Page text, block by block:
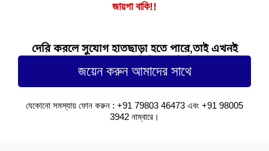
জায়গা বাকি!!
দেরি করলে সুযোগ হাতছাড়া হতে পারে,তাই এখনই
জয়েন করুন আমাদের সাথে
যেকোনো সমস্যায় ফোন করুন : +91 79803 46473 এবং +91 98005
3942 নাম্বারে।